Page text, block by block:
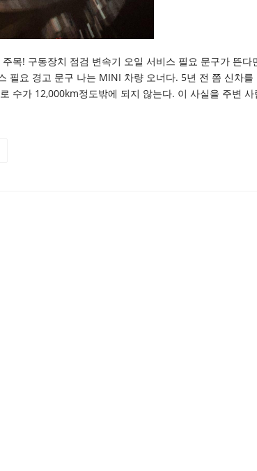
목! 구동장치 점검 변속기 오일 서비스 필요 문구가 뜬
필요 경고 문구 나는 MINI 차량 오너다. 5년 전 쯤 신차
수가 12,000km정도밖에 되지 않는다. 이 사실을 주변